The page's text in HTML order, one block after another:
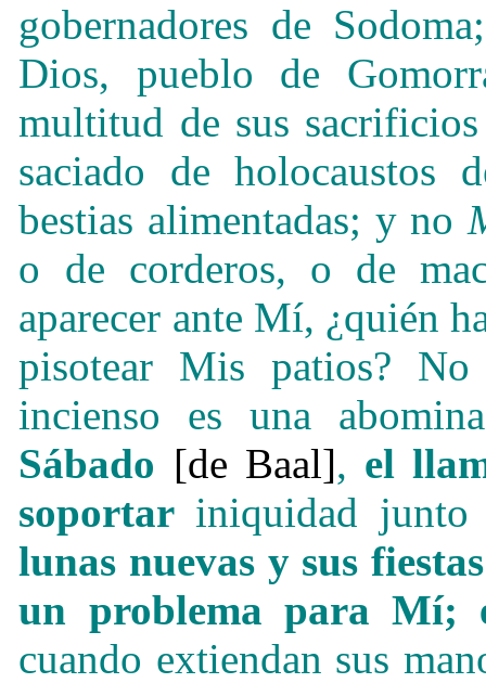
gobernadores de
Dios, pueblo de
multitud de sus
saciado de
bestias alimentadas; y no
o de corderos, o de
aparecer ante Mí, ¿quién
pisotear Mis patios?
incienso es una
Sábado [de Baal], el
soportar iniquidad junto
lunas nuevas y sus
un problema para Mí;
cuando extiendan sus